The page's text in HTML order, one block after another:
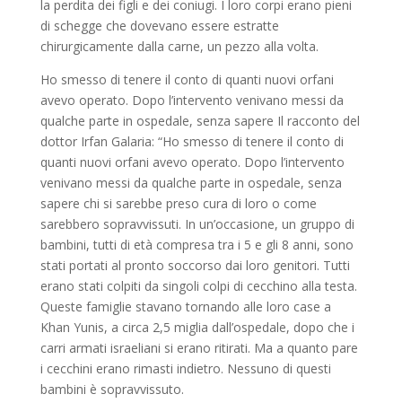
la perdita dei figli e dei coniugi. I loro corpi erano pieni
di schegge che dovevano essere estratte
chirurgicamente dalla carne, un pezzo alla volta.
Ho smesso di tenere il conto di quanti nuovi orfani
avevo operato. Dopo l’intervento venivano messi da
qualche parte in ospedale, senza sapere Il racconto del
dottor Irfan Galaria: “Ho smesso di tenere il conto di
quanti nuovi orfani avevo operato. Dopo l’intervento
venivano messi da qualche parte in ospedale, senza
sapere chi si sarebbe preso cura di loro o come
sarebbero sopravvissuti. In un’occasione, un gruppo di
bambini, tutti di età compresa tra i 5 e gli 8 anni, sono
stati portati al pronto soccorso dai loro genitori. Tutti
erano stati colpiti da singoli colpi di cecchino alla testa.
Queste famiglie stavano tornando alle loro case a
Khan Yunis, a circa 2,5 miglia dall’ospedale, dopo che i
carri armati israeliani si erano ritirati. Ma a quanto pare
i cecchini erano rimasti indietro. Nessuno di questi
bambini è sopravvissuto.